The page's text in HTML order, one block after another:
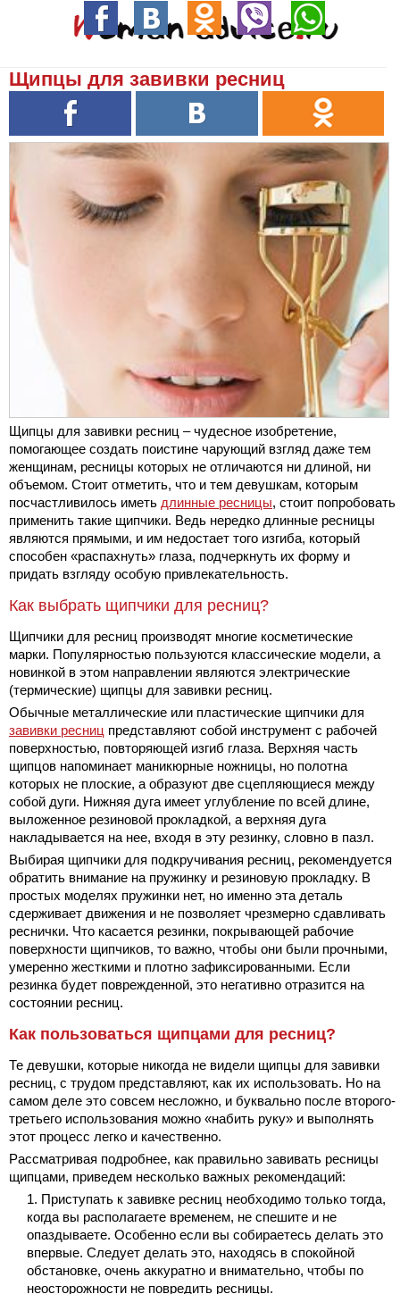
Щипцы для завивки ресниц
Щипцы для завивки ресниц – чудесное изобретение,
помогающее создать поистине чарующий взгляд даже тем
женщинам, ресницы которых не отличаются ни длиной, ни
объемом. Стоит отметить, что и тем девушкам, которым
посчастливилось иметь длинные ресницы, стоит попробовать
применить такие щипчики. Ведь нередко длинные ресницы
являются прямыми, и им недостает того изгиба, который
способен «распахнуть» глаза, подчеркнуть их форму и
придать взгляду особую привлекательность.
Как выбрать щипчики для ресниц?
Щипчики для ресниц производят многие косметические
марки. Популярностью пользуются классические модели, а
новинкой в этом направлении являются электрические
(термические) щипцы для завивки ресниц.
Обычные металлические или пластические щипчики для
завивки ресниц представляют собой инструмент с рабочей
поверхностью, повторяющей изгиб глаза. Верхняя часть
щипцов напоминает маникюрные ножницы, но полотна
которых не плоские, а образуют две сцепляющиеся между
собой дуги. Нижняя дуга имеет углубление по всей длине,
выложенное резиновой прокладкой, а верхняя дуга
накладывается на нее, входя в эту резинку, словно в пазл.
Выбирая щипчики для подкручивания ресниц, рекомендуется
обратить внимание на пружинку и резиновую прокладку. В
простых моделях пружинки нет, но именно эта деталь
сдерживает движения и не позволяет чрезмерно сдавливать
реснички. Что касается резинки, покрывающей рабочие
поверхности щипчиков, то важно, чтобы они были прочными,
умеренно жесткими и плотно зафиксированными. Если
резинка будет поврежденной, это негативно отразится на
состоянии ресниц.
Как пользоваться щипцами для ресниц?
Те девушки, которые никогда не видели щипцы для завивки
ресниц, с трудом представляют, как их использовать. Но на
самом деле это совсем несложно, и буквально после второго-
третьего использования можно «набить руку» и выполнять
этот процесс легко и качественно.
Рассматривая подробнее, как правильно завивать ресницы
щипцами, приведем несколько важных рекомендаций:
Приступать к завивке ресниц необходимо только тогда,
когда вы располагаете временем, не спешите и не
опаздываете. Особенно если вы собираетесь делать это
впервые. Следует делать это, находясь в спокойной
обстановке, очень аккуратно и внимательно, чтобы по
неосторожности не повредить ресницы.